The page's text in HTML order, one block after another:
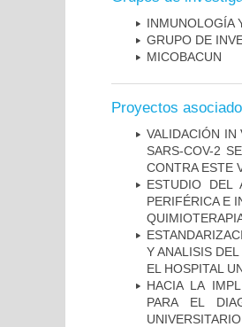
INMUNOLOGÍA
GRUPO DE
MICOBAC­UN
Proyectos
VALIDACIÓN IN
SARS-COV-2
CONTRA ESTE
ESTUDIO DEL
PERIFÉRICA E
Y ANALISIS
EL HOSPITAL
HACIA LA
PARA EL